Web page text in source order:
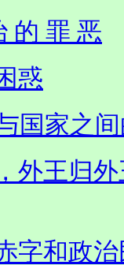
的 罪 恶
惑
国家之
外王归
字和政